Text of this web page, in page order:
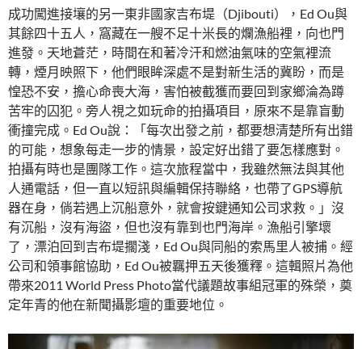
成功闖進接壤的另一東非國家吉布堤（Djibouti），Ed Ou與
其餘四十五人，窩藏在一艘不足十米長的爛漁船裡，向也門
進發。天地蒼茫，時間在和著冷汗和燃油氣味的空氣裡流
轉，煙月映照下，他們眼眸深處不是對新生活的冀盼，而是
惶恐不安，擔心命喪大海，害怕被截獲而要回到家鄉淪為蹲
苦牢的囚犯。旁人視之如玩命的拍攝項目，原來不是靠盲動
衝撞完成。Ed Ou說：「每次出發之前，都要想清楚所有出錯
的可能，想象每走一步的情景，設定好出錯了要怎樣應對。
拍攝有時也是團隊工作。這次旅程當中，我雖然無法與其他
人通電話，但一直以短訊與編輯保持聯絡，也帶了GPS導航
器在身，倘若遇上沉船意外，就會按鍵通知公司求救。」沒
有沉船，沒有海盜，但也沒有靠到也門海岸。漁船引擎壞
了，漂泊回到吉布堤擱淺，Ed Ou與同船的索馬里人被捕。經
公司和領事館協助，Ed Ou被羈押五天後獲釋。這輯照片為他
帶來2011 World Press Photo當代議題故事組冠軍的殊榮，奠
定年青的他在新聞攝影壇的重要地位。